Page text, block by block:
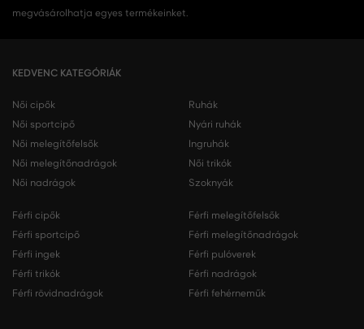
megvásárolhatja egyes termékeinket.
KEDVENC KATEGÓRIÁK
Női cipők
Női sportcipő
Női melegítőfelsők
Női melegítőnadrágok
Női nadrágok
Ruhák
Nyári ruhák
Ingruhák
Női trikók
Szoknyák
Férfi cipők
Férfi sportcipő
Férfi ingek
Férfi trikók
Férfi rövidnadrágok
Férfi melegítőfelsők
Férfi melegítőnadrágok
Férfi pulóverek
Férfi nadrágok
Férfi fehérneműk